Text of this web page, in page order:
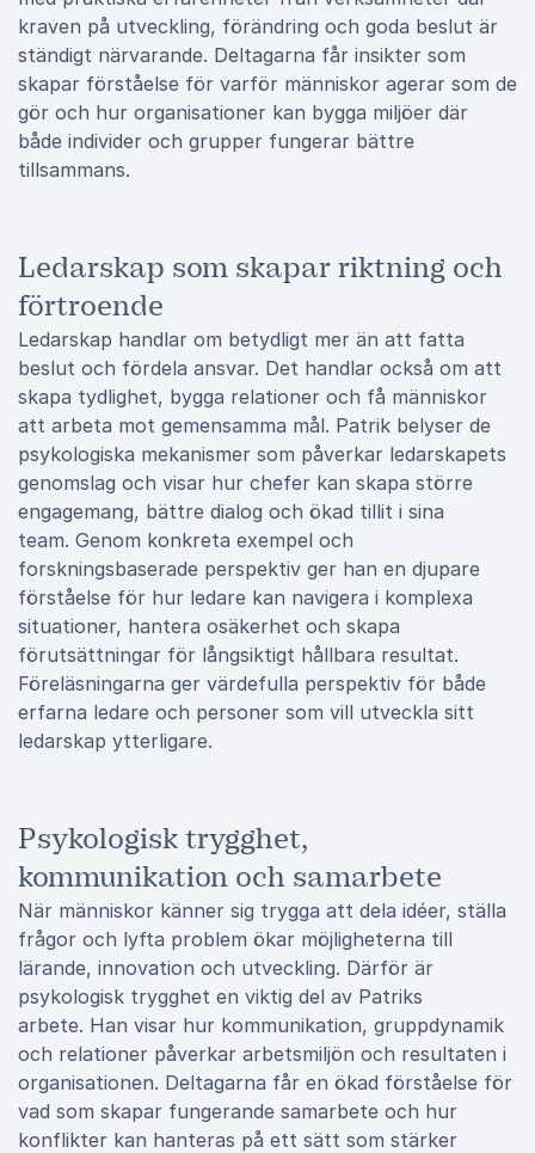
kraven på utveckling, förändring och goda beslut är
ständigt närvarande. Deltagarna får insikter som
skapar förståelse för varför människor agerar som de
gör och hur organisationer kan bygga miljöer där
både individer och grupper fungerar bättre
tillsammans.
Ledarskap som skapar riktning och
förtroende
Ledarskap handlar om betydligt mer än att fatta
beslut och fördela ansvar. Det handlar också om att
skapa tydlighet, bygga relationer och få människor
att arbeta mot gemensamma mål. Patrik belyser de
psykologiska mekanismer som påverkar ledarskapets
genomslag och visar hur chefer kan skapa större
engagemang, bättre dialog och ökad tillit i sina
team. Genom konkreta exempel och
forskningsbaserade perspektiv ger han en djupare
förståelse för hur ledare kan navigera i komplexa
situationer, hantera osäkerhet och skapa
förutsättningar för långsiktigt hållbara resultat.
Föreläsningarna ger värdefulla perspektiv för både
erfarna ledare och personer som vill utveckla sitt
ledarskap ytterligare.
Psykologisk trygghet,
kommunikation och samarbete
När människor känner sig trygga att dela idéer, ställa
frågor och lyfta problem ökar möjligheterna till
lärande, innovation och utveckling. Därför är
psykologisk trygghet en viktig del av Patriks
arbete. Han visar hur kommunikation, gruppdynamik
och relationer påverkar arbetsmiljön och resultaten i
organisationen. Deltagarna får en ökad förståelse för
vad som skapar fungerande samarbete och hur
konflikter kan hanteras på ett sätt som stärker